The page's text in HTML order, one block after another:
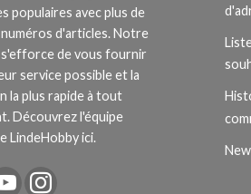
populaires avec plus de
numéros d'articles. Notre
de vous fournir
service possible et la
la plus rapide à tout
Découvrez l'équipe
LindeHobby ici.